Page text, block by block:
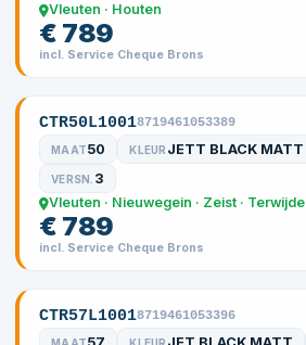
Vleuten · Houten
€ 789
incl. Service Cheque Brons
CTR50L10018719461053389
MAAT50 KLEUR JETT BLACK MATT
VERSN. 3
Vleuten · Nieuwegein · Zeist · Terwijde
€ 789
incl. Service Cheque Brons
CTR57L10018719461053396